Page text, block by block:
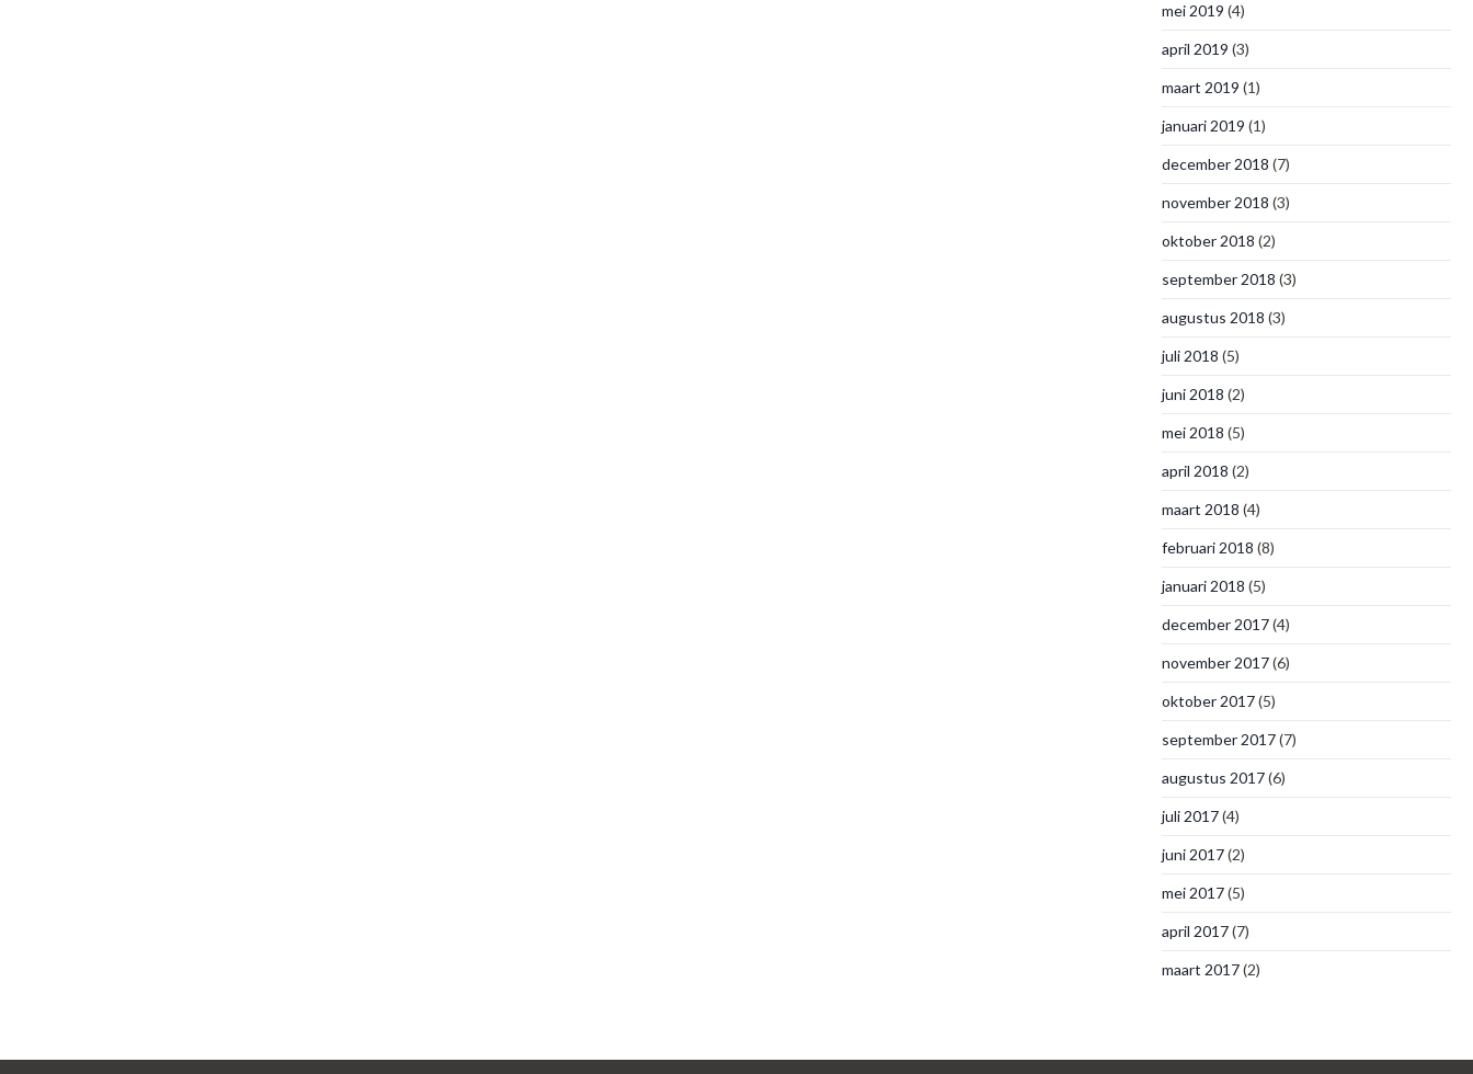
mei 2019 (4)
april 2019 (3)
maart 2019 (1)
januari 2019 (1)
december 2018 (7)
november 2018 (3)
oktober 2018 (2)
september 2018 (3)
augustus 2018 (3)
juli 2018 (5)
juni 2018 (2)
mei 2018 (5)
april 2018 (2)
maart 2018 (4)
februari 2018 (8)
januari 2018 (5)
december 2017(4)
november 2017(6)
oktober 2017(5)
september 2017(7)
augustus 2017(6)
juli 2017(4)
juni 2017(2)
mei 2017(5)
april 2017(7)
maart 2017(2)